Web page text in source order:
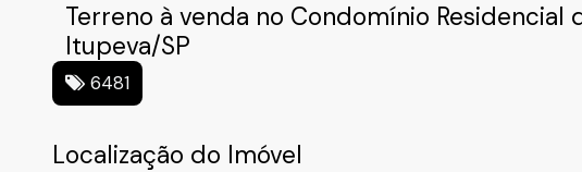
Terreno à venda no Condomínio Residencial
Itupeva/SP
6481
Localização do Imóvel